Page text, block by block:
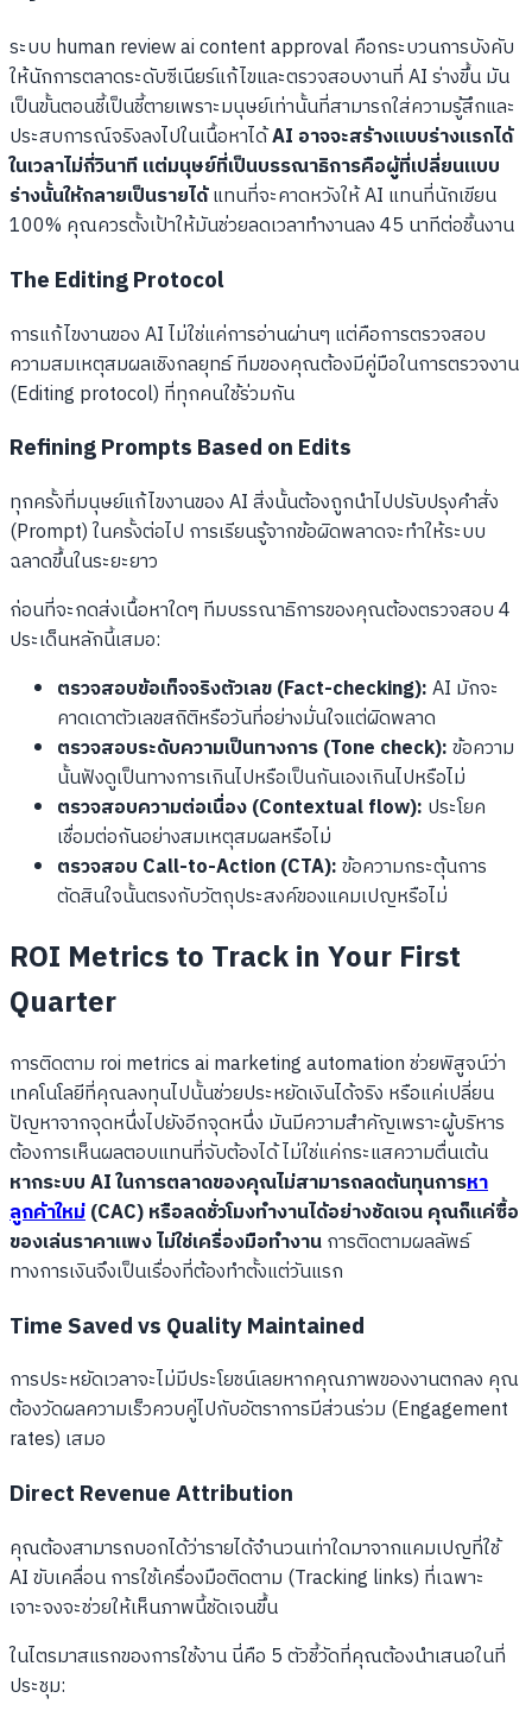
ระบบ human review ai content approval คือกระบวนการบังคับ
ให้นักการตลาดระดับซีเนียร์แก้ไขและตรวจสอบงานที่ AI ร่างขึ้น มัน
เป็นขั้นตอนชี้เป็นชี้ตายเพราะมนุษย์เท่านั้นที่สามารถใส่ความรู้สึกและ
ประสบการณ์จริงลงไปในเนื้อหาได้AI อาจจะสร้างแบบร่างแรกได้
ในเวลาไม่กี่วินาที แต่มนุษย์ที่เป็นบรรณาธิการคือผู้ที่เปลี่ยนแบบ
ร่างนั้นให้กลายเป็นรายได้แทนที่จะคาดหวังให้ AI แทนที่นักเขียน
100% คุณควรตั้งเป้าให้มันช่วยลดเวลาทำงานลง 45 นาทีต่อชิ้นงาน
The Editing Protocol
การแก้ไขงานของ AI ไม่ใช่แค่การอ่านผ่านๆ แต่คือการตรวจสอบ
ความสมเหตุสมผลเชิงกลยุทธ์ ทีมของคุณต้องมีคู่มือในการตรวจงาน
(Editing protocol) ที่ทุกคนใช้ร่วมกัน
Refining Prompts Based on Edits
ทุกครั้งที่มนุษย์แก้ไขงานของ AI สิ่งนั้นต้องถูกนำไปปรับปรุงคำสั่ง
(Prompt) ในครั้งต่อไป การเรียนรู้จากข้อผิดพลาดจะทำให้ระบบ
ฉลาดขึ้นในระยะยาว
ก่อนที่จะกดส่งเนื้อหาใดๆ ทีมบรรณาธิการของคุณต้องตรวจสอบ 4
ประเด็นหลักนี้เสมอ:
ตรวจสอบข้อเท็จจริงตัวเลข (Fact-checking):AI มักจะ
คาดเดาตัวเลขสถิติหรือวันที่อย่างมั่นใจแต่ผิดพลาด
ตรวจสอบระดับความเป็นทางการ (Tone check):ข้อความ
นั้นฟังดูเป็นทางการเกินไปหรือเป็นกันเองเกินไปหรือไม่
ตรวจสอบความต่อเนื่อง (Contextual flow): ประโยค
เชื่อมต่อกันอย่างสมเหตุสมผลหรือไม่
ตรวจสอบ Call-to-Action (CTA):ข้อความกระตุ้นการ
ตัดสินใจนั้นตรงกับวัตถุประสงค์ของแคมเปญหรือไม่
ROI Metrics to Track in Your First
Quarter
การติดตาม roi metrics ai marketing automation ช่วยพิสูจน์ว่า
เทคโนโลยีที่คุณลงทุนไปนั้นช่วยประหยัดเงินได้จริง หรือแค่เปลี่ยน
ปัญหาจากจุดหนึ่งไปยังอีกจุดหนึ่ง มันมีความสำคัญเพราะผู้บริหาร
ต้องการเห็นผลตอบแทนที่จับต้องได้ ไม่ใช่แค่กระแสความตื่นเต้น
หากระบบ AI ในการตลาดของคุณไม่สามารถลดต้นทุนการหา
ลูกค้าใหม่(CAC) หรือลดชั่วโมงทำงานได้อย่างชัดเจน คุณก็แค่ซื้อ
ของเล่นราคาแพง ไม่ใช่เครื่องมือทำงานการติดตามผลลัพธ์
ทางการเงินจึงเป็นเรื่องที่ต้องทำตั้งแต่วันแรก
Time Saved vs Quality Maintained
การประหยัดเวลาจะไม่มีประโยชน์เลยหากคุณภาพของงานตกลง คุณ
ต้องวัดผลความเร็วควบคู่ไปกับอัตราการมีส่วนร่วม (Engagement
rates) เสมอ
Direct Revenue Attribution
คุณต้องสามารถบอกได้ว่ารายได้จำนวนเท่าใดมาจากแคมเปญที่ใช้
AI ขับเคลื่อน การใช้เครื่องมือติดตาม (Tracking links) ที่เฉพาะ
เจาะจงจะช่วยให้เห็นภาพนี้ชัดเจนขึ้น
ในไตรมาสแรกของการใช้งาน นี่คือ 5 ตัวชี้วัดที่คุณต้องนำเสนอในที่
ประชุม: